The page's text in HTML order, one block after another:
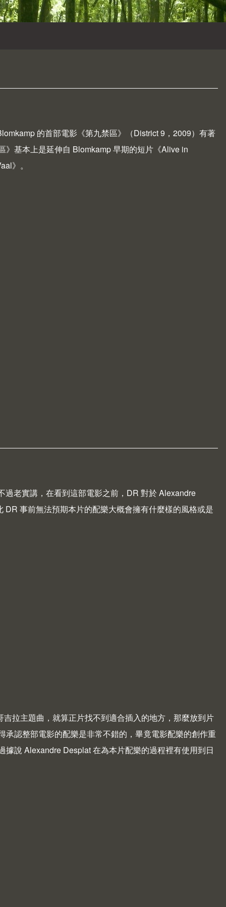
的首部電影《第九禁區》（District 9 ，2009）有著
基本上是延伸自 Blomkamp 早期的短片《Alive in
》。
老實講，在看到這部電影之前，DR 對於 Alexandre
事前無法預期本片的配樂大概會擁有什麼樣的風格或是
拉主題曲，就算正片找不到適合插入的地方，那麼放到片
認整部電影的配樂是非常不錯的，畢竟電影配樂的創作重
說 Alexandre Desplat 在為本片配樂的過程裡有使用到日